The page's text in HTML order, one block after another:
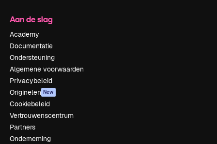
Aan de slag
Academy
Documentatie
Ondersteuning
Algemene voorwaarden
Privacybeleid
Originelen New
Cookiebeleid
Vertrouwenscentrum
Partners
Onderneming